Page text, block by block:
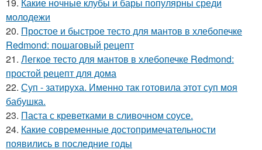
19. Какие ночные клубы и бары популярны среди
молодежи
20. Простое и быстрое тесто для мантов в хлебопечке
Redmond: пошаговый рецепт
21. Легкое тесто для мантов в хлебопечке Redmond:
простой рецепт для дома
22. Суп - затируха. Именно так готовила этот суп моя
бабушка.
23. Паста с креветками в сливочном соусе.
24. Какие современные достопримечательности
появились в последние годы